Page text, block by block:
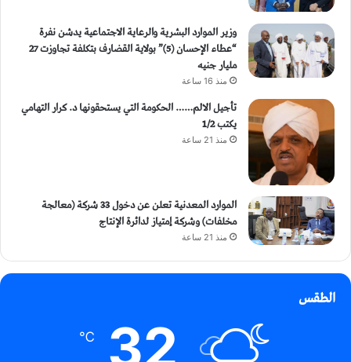
وزير الموارد البشرية والرعاية الاجتماعية يدشن نفرة
“عطاء الإحسان (5)” بولاية القضارف بتكلفة تجاوزت 27
مليار جنيه
منذ 16 ساعة
تأجيل الالم…… الحكومة التي يستحقونها د. كرار التهامي
يكتب 1/2
منذ 21 ساعة
الموارد المعدنية تعلن عن دخول 33 شركة (معالجة
مخلفات) وشركة إمتياز لدائرة الإنتاج
منذ 21 ساعة
الطقس
32
℃